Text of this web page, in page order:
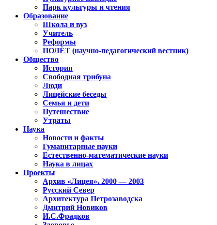
Парк культуры и чтения
Образование
Школа и вуз
Учитель
Реформы
ПОЛЁТ (научно-педагогический вестник)
Общество
История
Свободная трибуна
Люди
Лицейские беседы
Семья и дети
Путешествие
Утраты
Наука
Новости и факты
Гуманитарные науки
Естественно-математические науки
Наука в лицах
Проекты
Архив «Лицея». 2000 — 2003
Русский Север
Архитектура Петрозаводска
Дмитрий Новиков
И.С.Фрадков